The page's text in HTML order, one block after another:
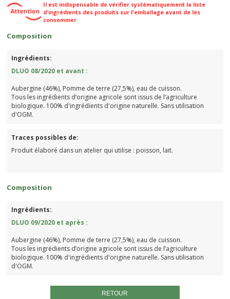
Il est indispensable de vérifier systématiquement la liste
d'ingrédients des produits sur l'emballage avant de les
consommer.
Composition
Ingrédients:
DLUO 08/2020 et avant :
Aubergine (46%), Pomme de terre (27,5%), eau de cuisson.
Tous les ingrédients d’origine agricole sont issus de l’agriculture
biologique. 100% d'ingrédients d'origine naturelle. Sans utilisation
d'OGM.
Traces possibles de:
Produit élaboré dans un atelier qui utilise : poisson, lait.
Composition
Ingrédients:
DLUO 09/2020 et après :
Aubergine (46%), Pomme de terre (27,5%), eau de cuisson.
Tous les ingrédients d’origine agricole sont issus de l’agriculture
biologique. 100% d'ingrédients d'origine naturelle. Sans utilisation
d'OGM.
RETOUR